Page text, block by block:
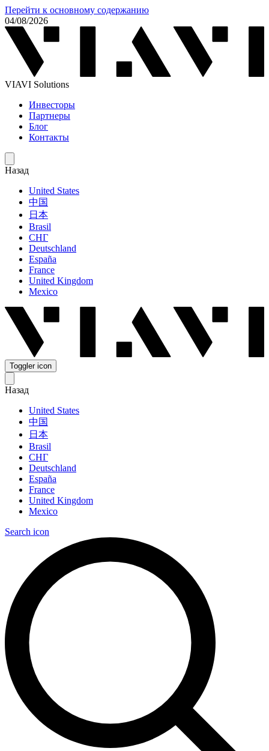
Перейти к основному содержанию
04/08/2026
VIAVI Solutions
Инвесторы
Партнеры
Блог
Контакты
Назад
United States
中国
日本
Brasil
СНГ
Deutschland
España
France
United Kingdom
Mexico
Toggler icon
Назад
United States
中国
日本
Brasil
СНГ
Deutschland
España
France
United Kingdom
Mexico
Search icon